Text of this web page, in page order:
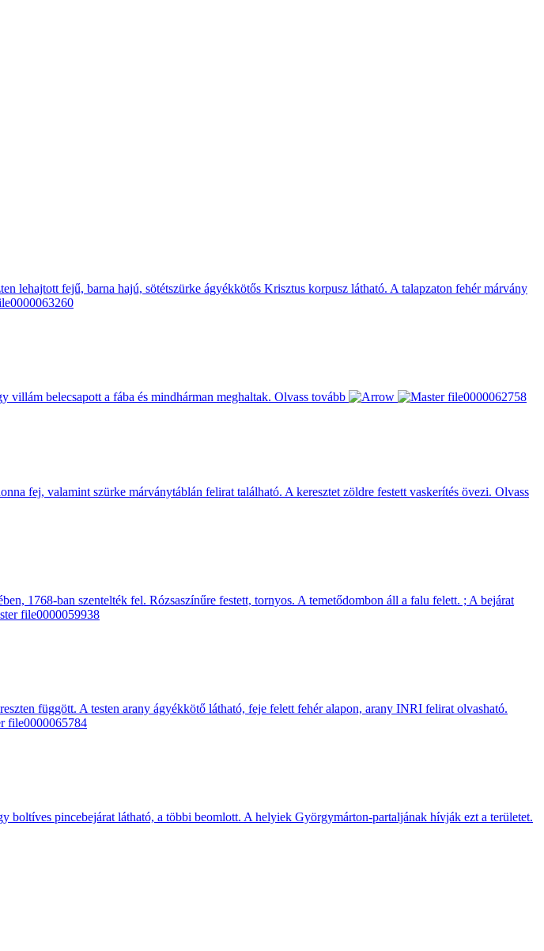
lehajtott fejű, barna hajú, sötétszürke ágyékkötős Krisztus korpusz látható. A talapzaton fehér márvány
villám belecsapott a fába és mindhárman meghaltak. Olvass tovább
fej, valamint szürke márványtáblán felirat található. A keresztet zöldre festett vaskerítés övezi. Olvass
1768-ban szentelték fel. Rózsaszínűre festett, tornyos. A temetődombon áll a falu felett. ; A bejárat
függött. A testen arany ágyékkötő látható, feje felett fehér alapon, arany INRI felirat olvasható.
pincebejárat látható, a többi beomlott. A helyiek Györgymárton-partaljának hívják ezt a területet.